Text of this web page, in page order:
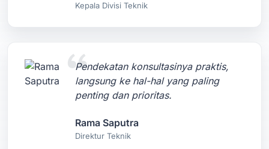
Kepala Divisi Teknik
Pendekatan konsultasinya praktis,
langsung ke hal-hal yang paling
penting dan prioritas.
Rama Saputra
Direktur Teknik